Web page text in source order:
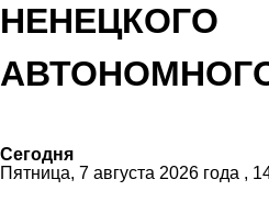
НЕНЕЦКОГО
Сегодня
Пятница, 7 августа 2026 года ,